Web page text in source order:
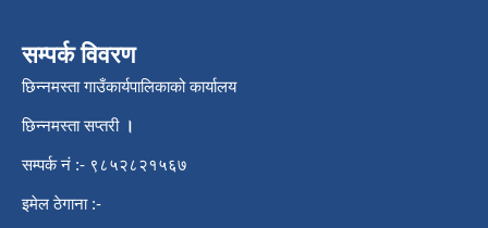
सम्पर्क विवरण
छिन्नमस्ता गाउँकार्यपालिकाको कार्यालय
छिन्नमस्ता सप्तरी ।
सम्पर्क नं :- ९८५२८२१५६७
इमेल ठेगाना :-